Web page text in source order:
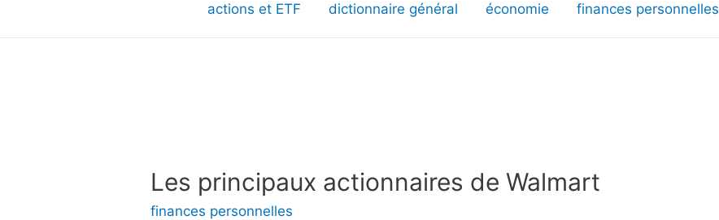
actions et ETF dictionnaire général économie finances personnelles
Les principaux actionnaires de Walmart
finances personnelles